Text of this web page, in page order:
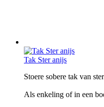
Tak Ster anijs
Stoere sobere tak van
Als enkeling of in een